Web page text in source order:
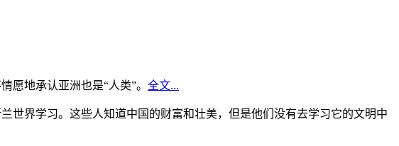
愿地承认亚洲也是“人类”。 全文...
世界学习。这些人知道中国的财富和壮美，但是他们没有去学习它的文明中